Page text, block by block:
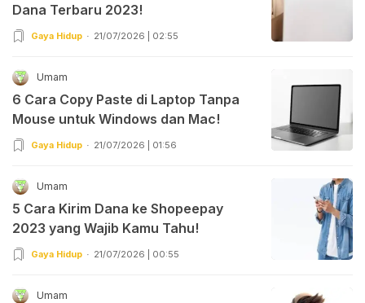
Dana Terbaru 2023!
Gaya Hidup 21/07/2026 | 02:55
Umam
6 Cara Copy Paste di Laptop Tanpa
Mouse untuk Windows dan Mac!
Gaya Hidup 21/07/2026 | 01:56
Umam
5 Cara Kirim Dana ke Shopeepay
2023 yang Wajib Kamu Tahu!
Gaya Hidup 21/07/2026 | 00:55
Umam